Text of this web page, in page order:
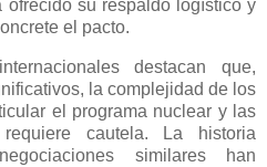
ofrecido su respaldo logístico y
el pacto.
destacan que,
la complejidad de los
el programa nuclear y las
cautela. La historia
similares han